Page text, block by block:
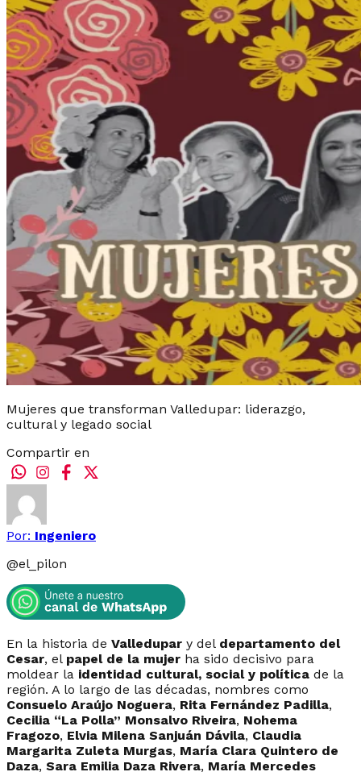
Mujeres que transforman Valledupar: liderazgo,
cultural y legado social
Compartir en
Por: Ingeniero
@el_pilon
En la historia de Valledupar y del departamento del
Cesar, el papel de la mujer ha sido decisivo para
moldear la identidad cultural, social y política de la
región. A lo largo de las décadas, nombres como
Consuelo Araújo Noguera, Rita Fernández Padilla,
Cecilia “La Polla” Monsalvo Riveira, Nohema
Fragozo, Elvia Milena Sanjuán Dávila, Claudia
Margarita Zuleta Murgas, María Clara Quintero de
Daza, Sara Emilia Daza Rivera, María Mercedes